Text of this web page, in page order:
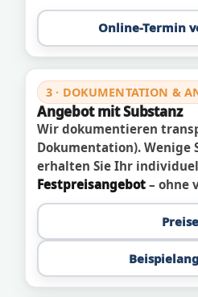
Online-Termin
3 · DOKUMENTATION &
Angebot mit Substanz
Wir dokumentieren
Dokumentation). Wenige
erhalten Sie Ihr
Festpreisangebot – ohne
Preise